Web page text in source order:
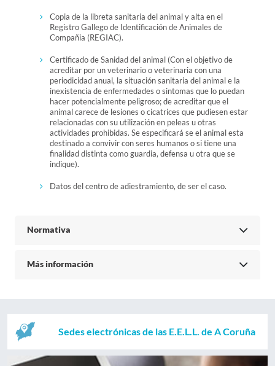
Copia de la libreta sanitaria del animal y alta en el
Registro Gallego de Identificación de Animales de
Compañia (REGIAC).
Certificado de Sanidad del animal (Con el objetivo de
acreditar por un veterinario o veterinaria con una
periodicidad anual, la situación sanitaria del animal e la
inexistencia de enfermedades o sintomas que lo puedan
hacer potencialmente peligroso; de acreditar que el
animal carece de lesiones o cicatrices que pudiesen estar
relacionadas con su utilización en peleas u otras
actividades prohibidas. Se especificará se el animal esta
destinado a convivir con seres humanos o si tiene una
finalidad distinta como guardia, defensa u otra que se
indique).
Datos del centro de adiestramiento, de ser el caso.
Normativa
Más información
Sedes electrónicas de las E.E.L.L. de A Coruña